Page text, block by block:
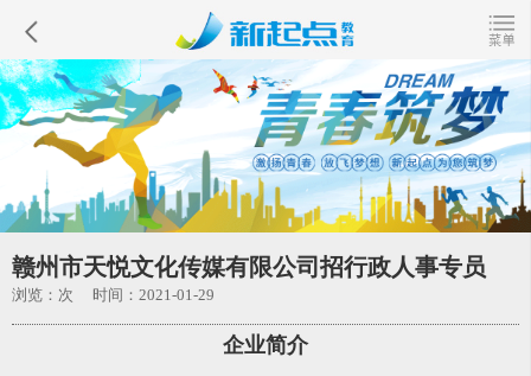
赣州市天悦文化传媒有限公司招行政人事专员
浏览： 次 时间：2021-01-29
企业简介